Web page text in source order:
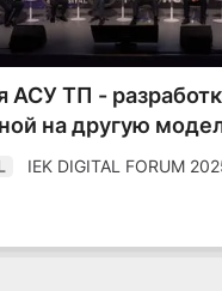
АСУ ТП -
на другую
IEK DIGITAL FORUM